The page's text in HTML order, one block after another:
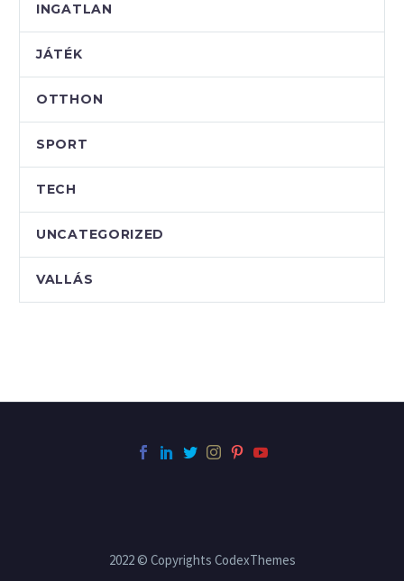
INGATLAN
JÁTÉK
OTTHON
SPORT
TECH
UNCATEGORIZED
VALLÁS
2022 © Copyrights CodexThemes